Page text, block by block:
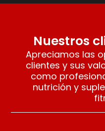
Nuestros
Apreciamos las
clientes y sus
como
nutrición y